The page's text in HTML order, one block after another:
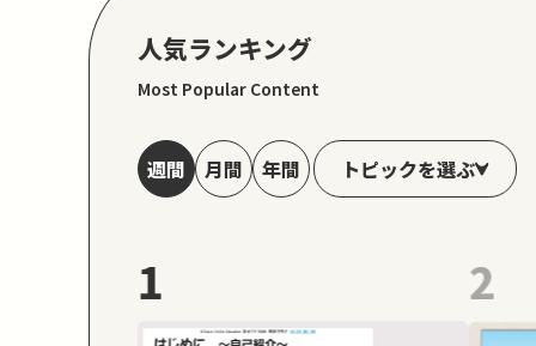
人気ランキング
Most Popular Content
週間 月間 年間 トピックを選ぶ
1 2